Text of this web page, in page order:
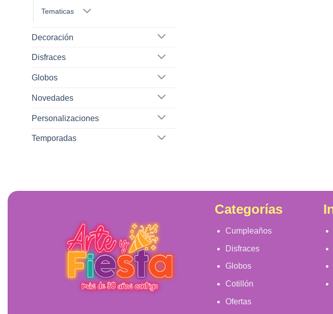
Tematicas
Decoración
Disfraces
Globos
Novedades
Personalizaciones
Temporadas
Categorías
Cumpleaños
Disfraces
Globos
Cotillón
Ofertas